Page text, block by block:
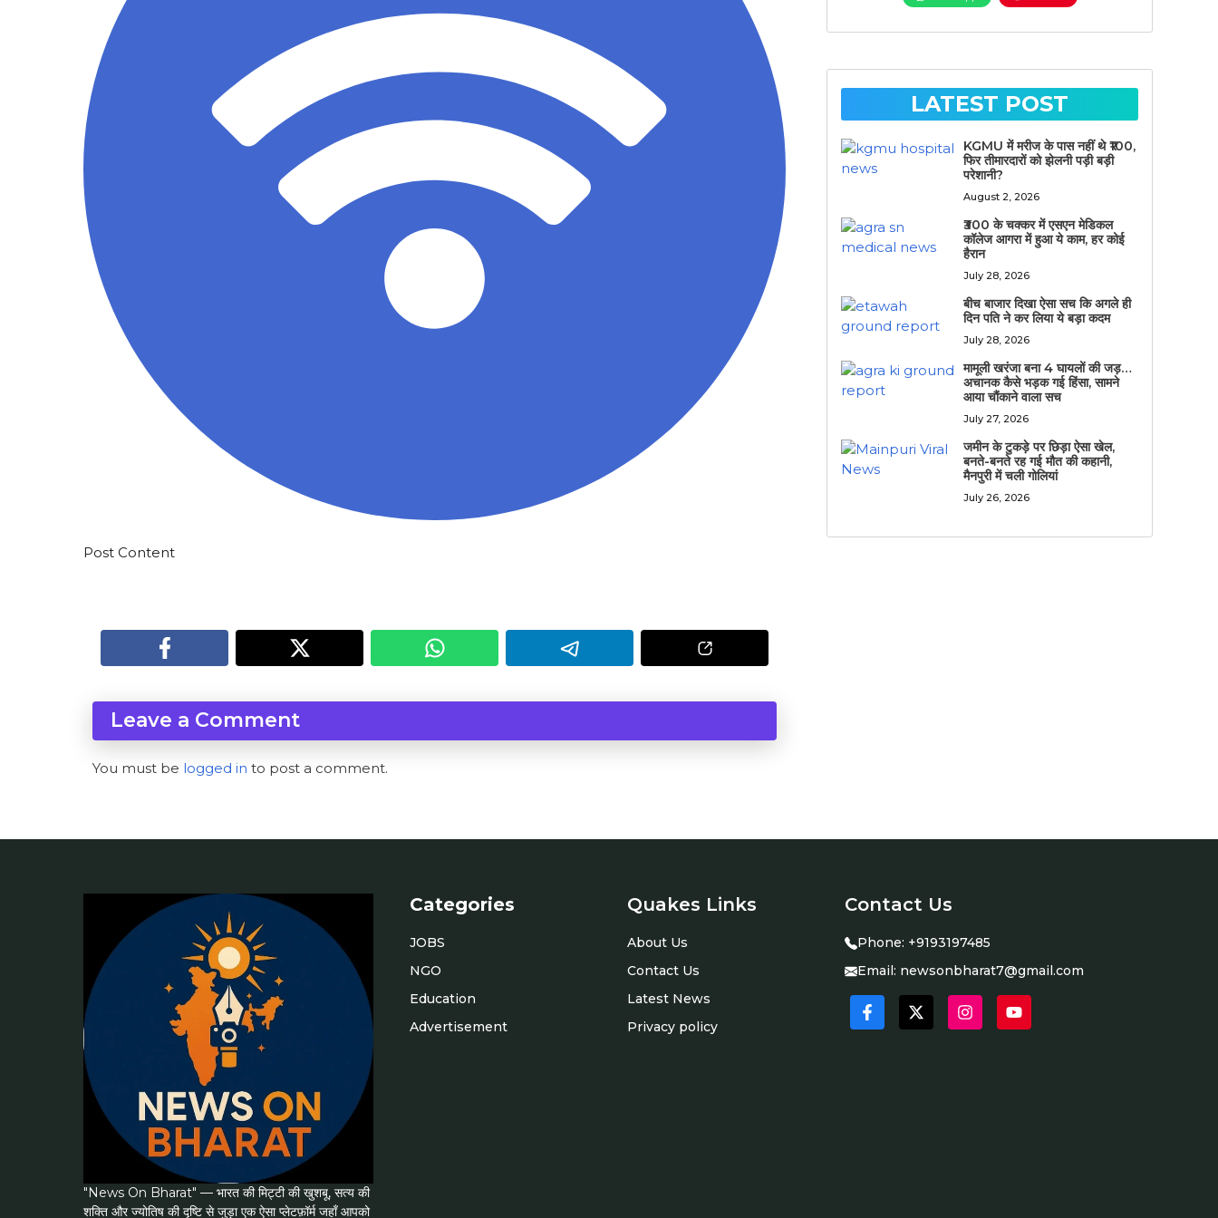
Post Content
Leave a Comment
You must be logged in to post a comment.
LATEST POST
KGMU में मरीज के पास नहीं थे ₹100,
फिर तीमारदारों को झेलनी पड़ी बड़ी
परेशानी?
August 2, 2026
₹300 के चक्कर में एसएन मेडिकल
कॉलेज आगरा में हुआ ये काम, हर कोई
हैरान
July 28, 2026
बीच बाजार दिखा ऐसा सच कि अगले ही
दिन पति ने कर लिया ये बड़ा कदम
July 28, 2026
मामूली खरंजा बना 4 घायलों की जड़…
अचानक कैसे भड़क गई हिंसा, सामने
आया चौंकाने वाला सच
July 27, 2026
जमीन के टुकड़े पर छिड़ा ऐसा खेल,
बनते-बनते रह गई मौत की कहानी,
मैनपुरी में चली गोलियां
July 26, 2026
"News On Bharat" — भारत की मिट्टी की खुशबू, सत्य की
शक्ति और ज्योतिष की दृष्टि से जुड़ा एक ऐसा प्लेटफ़ॉर्म जहाँ आपको
Categories
JOBS
NGO
Education
Advertisement
Quakes Links
About Us
Contact Us
Latest News
Privacy policy
Contact Us
Phone: +9193197485
Email: newsonbharat7@gmail.com